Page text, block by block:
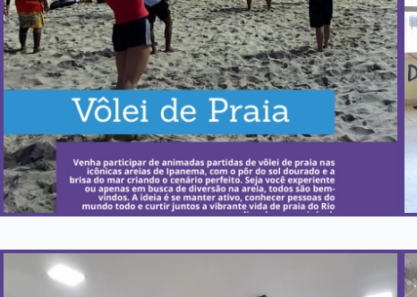
Saiba Mais